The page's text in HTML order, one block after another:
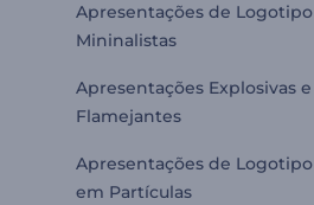
Apresentações de Logotipo
Mininalistas
Apresentações Explosivas e
Flamejantes
Apresentações de Logotipo
em Partículas